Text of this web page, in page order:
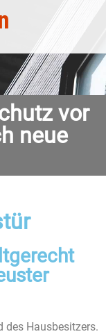
vor
neue
des Hausbesitzers.